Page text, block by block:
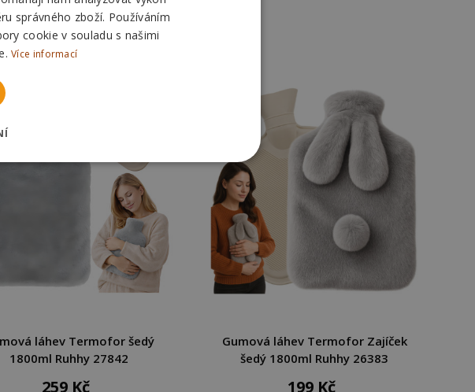
láhev Termofor šedý
1800ml Ruhhy 27842
259 Kč
Gumová láhev Termofor Zajíček
šedý 1800ml Ruhhy 26383
199 Kč
správného zboží. Používáním
cookie v souladu s našimi
Více informací